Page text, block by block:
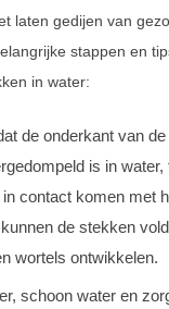
laten gedijen van
stappen en
in water:
de onderkant van
is in water,
in contact komen met
de stekken
wortels ontwikkelen.
schoon water en